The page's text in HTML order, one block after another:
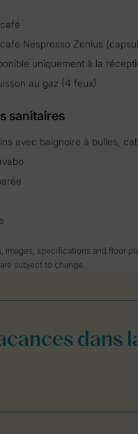
Nespresso Zenius
uniquement à la
au gaz (4 feux)
sanitaires
avec baignoire à bulles,
images, specifications and floor
subject to change.
dans